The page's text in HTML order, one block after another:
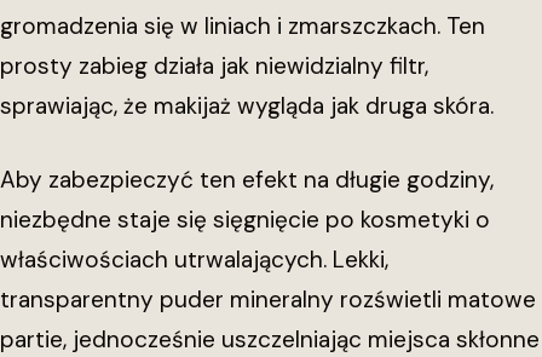
gromadzenia się w liniach i zmarszczkach. Ten
prosty zabieg działa jak niewidzialny filtr,
sprawiając, że makijaż wygląda jak druga skóra.
Aby zabezpieczyć ten efekt na długie godziny,
niezbędne staje się sięgnięcie po kosmetyki o
właściwościach utrwalających. Lekki,
transparentny puder mineralny rozświetli matowe
partie, jednocześnie uszczelniając miejsca skłonne